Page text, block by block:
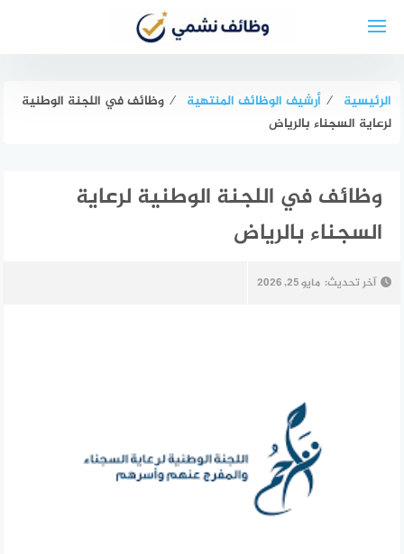
الرئيسية ⁄ أرشيف الوظائف المنتهية ⁄ وظائف في اللجنة الوطنية
لرعاية السجناء بالرياض
وظائف في اللجنة الوطنية لرعاية
السجناء بالرياض
آخر تحديث: مايو 25, 2026